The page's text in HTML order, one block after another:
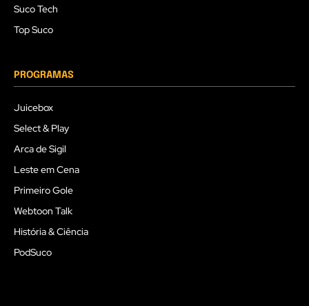
Suco Tech
Top Suco
PROGRAMAS
Juicebox
Select & Play
Arca de Sigil
Leste em Cena
Primeiro Gole
Webtoon Talk
História & Ciência
PodSuco